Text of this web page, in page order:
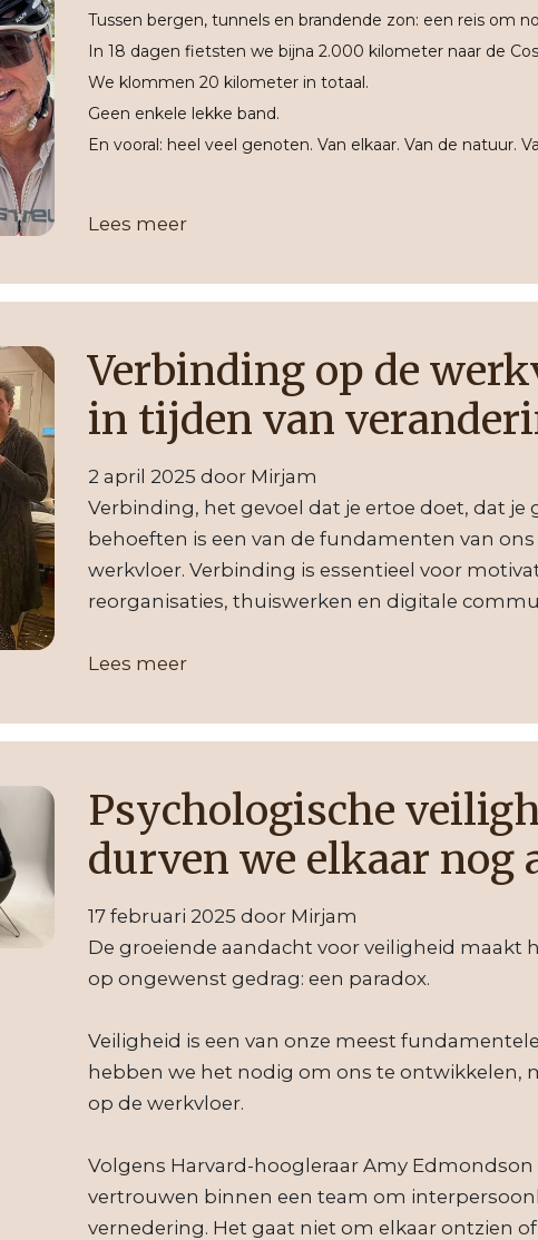
Tussen bergen, tunnels en brandende zon: een reis om
In 18 dagen fietsten we bijna 2.000 kilometer naar de
We klommen 20 kilometer in totaal.
Geen enkele lekke band.
En vooral: heel veel genoten. Van elkaar. Van de natuur.
Lees meer
Verbinding op de
in tijden van
2 april 2025 door Mirjam
Verbinding, het gevoel dat je ertoe doet, dat
behoeften is een van de fundamenten van
werkvloer. Verbinding is essentieel voor
reorganisaties, thuiswerken en digitale
Lees meer
Psychologische
durven we elkaar nog
17 februari 2025 door Mirjam
De groeiende aandacht voor veiligheid maakt
op ongewenst gedrag: een paradox.
Veiligheid is een van onze meest
hebben we het nodig om ons te ontwikkelen,
op de werkvloer.
Volgens Harvard-hoogleraar Amy
vertrouwen binnen een team om
vernedering. Het gaat niet om elkaar ontzien